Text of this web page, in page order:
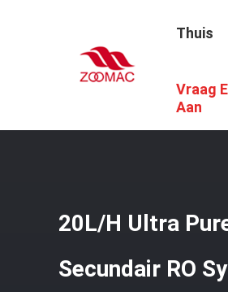
Thuis
Vraag
Aan
Ultra Pure
20L/H Ultra
Secundair RO